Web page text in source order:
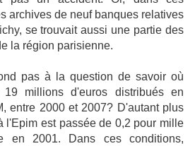
archives de neuf banques relatives
se trouvait aussi une partie des
la région parisienne.
pas à la question de savoir où
millions d'euros distribués en
entre 2000 et 2007? D'autant plus
l'Epim est passée de 0,2 pour mille
en 2001. Dans ces conditions,